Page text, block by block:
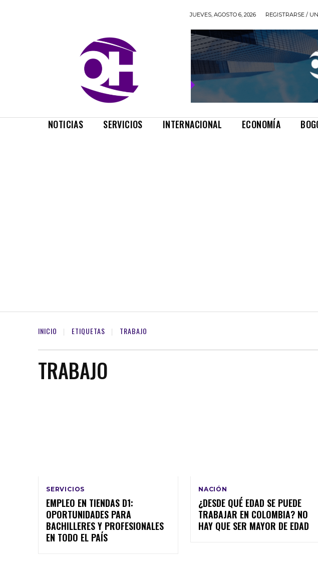
JUEVES, AGOSTO 6, 2026 REGISTRARSE /
NOTICIAS SERVICIOS INTERNACIONAL ECONOMÍA
INICIO ETIQUETAS TRABAJO
TRABAJO
SERVICIOS
EMPLEO EN TIENDAS D1:
OPORTUNIDADES PARA
BACHILLERES Y PROFESIONALES
EN TODO EL PAÍS
NACIÓN
¿DESDE QUÉ EDAD SE PUEDE
TRABAJAR EN COLOMBIA? NO
HAY QUE SER MAYOR DE EDAD